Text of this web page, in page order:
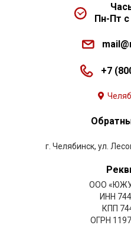
Пн-Пт с
+7
г. Челябинск, ул.
ООО
ИНН
КПП
ОГРН